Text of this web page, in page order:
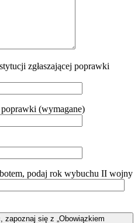
zgłaszającej poprawki
poprawki (wymagane)
podaj rok wybuchu II wojny
zapoznaj się z „Obowiązkiem